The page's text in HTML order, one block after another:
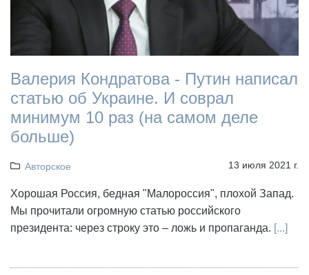
Валерия Кондратова - Путин написал
статью об Украине. И соврал
минимум 10 раз (на самом деле
больше)
Авторское 13 июля 2021 г.
Хорошая Россия, бедная "Малороссия", плохой Запад.
Мы прочитали огромную статью российского
президента: через строку это – ложь и пропаганда. [...]